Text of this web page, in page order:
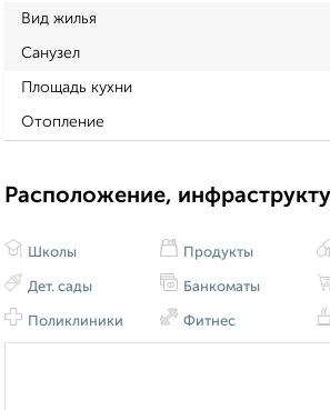
Вид жилья
Санузел
Площадь кухни
Отопление
Расположение,
Школы
Дет. сады
Поликлиники
Продукты
Банкоматы
Фитнес